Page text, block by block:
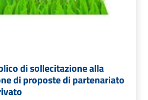
di sollecitazione alla
di proposte di partenariato